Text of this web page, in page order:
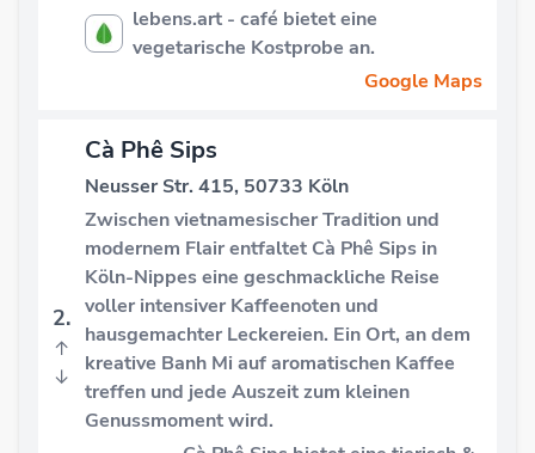
lebens.art - café bietet eine
vegetarische Kostprobe an.
Google Maps
2.
↑
↓
Cà Phê Sips
Neusser Str. 415, 50733 Köln
Zwischen vietnamesischer Tradition und
modernem Flair entfaltet Cà Phê Sips in
Köln-Nippes eine geschmackliche Reise
voller intensiver Kaffeenoten und
hausgemachter Leckereien. Ein Ort, an dem
kreative Banh Mi auf aromatischen Kaffee
treffen und jede Auszeit zum kleinen
Genussmoment wird.